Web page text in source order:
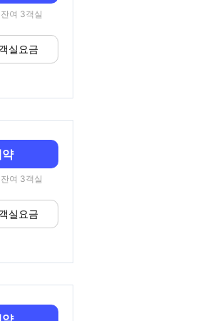
여 3객실
실요금
약
여 3객실
실요금